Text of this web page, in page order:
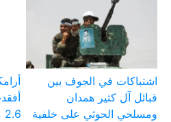
اشتباكات في الجوف بين
قبائل آل كثير همدان
ومسلحي الحوثي على خلفية
2.6 مليار برميل